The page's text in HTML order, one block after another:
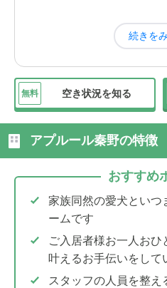
続きを
無料 空き状況を知る
アプルール秦野の特徴
おすすめ
家族同然の愛犬といつ
ームです
ご入居者様お一人お
叶えるお手伝いをして
スタッフの人員を整え